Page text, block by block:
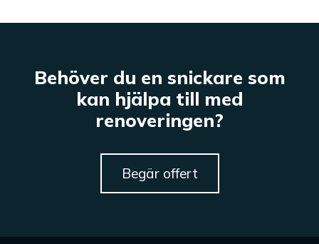
Behöver du en snickare som
kan hjälpa till med
renoveringen?
Begär offert